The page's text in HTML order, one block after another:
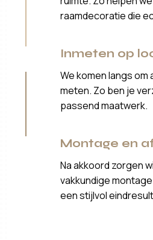
raamdecoratie die
Inmeten op
We komen langs om
meten. Zo ben je
passend maatwerk.
Montage en
Na akkoord zorgen
vakkundige
een stijlvol